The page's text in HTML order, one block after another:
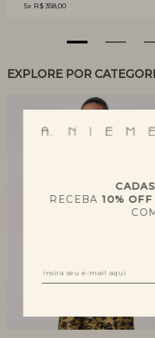
5x R$ 358,00
EXPLORE POR
RECEBA10% OFF